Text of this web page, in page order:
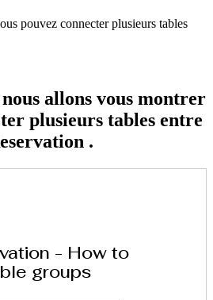
pouvez connecter plusieurs tables
allons vous montrer
plusieurs tables entre
.